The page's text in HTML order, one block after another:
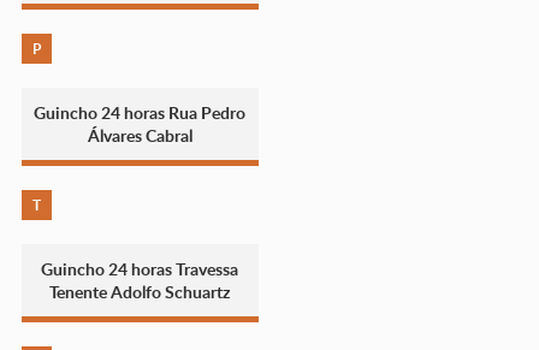
P
Guincho 24 horas Rua Pedro
Álvares Cabral
T
Guincho 24 horas Travessa
Tenente Adolfo Schuartz